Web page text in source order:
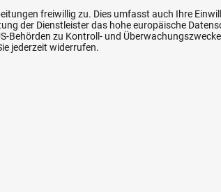
Versand, meist am selben Tag
ab 150 EUR (innerhalb DE)
freiwillig zu. Dies umfasst auch Ihre
der Dienstleister das hohe europäische
zu Kontroll- und
jederzeit widerrufen.